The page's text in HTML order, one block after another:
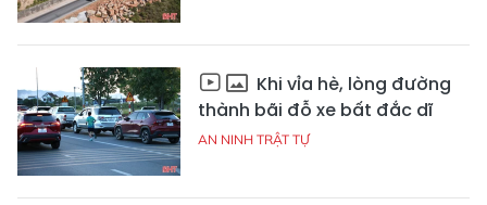
Khi vỉa hè, lòng đường
thành bãi đỗ xe bất đắc dĩ
AN NINH TRẬT TỰ